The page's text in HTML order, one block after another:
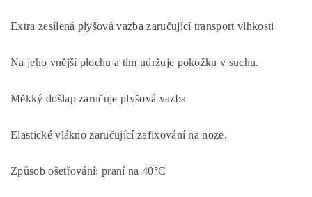
Extra zesílená plyšová vazba zaručující transport vlhkosti
Na jeho vnější plochu a tím udržuje pokožku v suchu.
Měkký došlap zaručuje plyšová vazba
Elastické vlákno zaručující zafixování na noze.
Způsob ošetřování: praní na 40°C